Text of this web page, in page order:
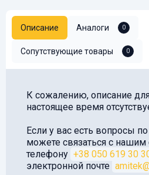
Описание Аналоги 0
Сопутствующие товары 0
К сожалению, описание
настоящее время
Если у вас есть вопросы
можете связаться с
телефону +38 050 619 30
электронной почте